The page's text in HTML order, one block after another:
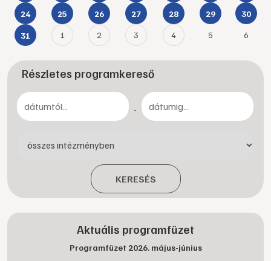
24 25 26 27 28 29 30
31 1 2 3 4 5 6
Részletes programkereső
-
KERESÉS
Aktuális programfüzet
Programfüzet 2026. május-június